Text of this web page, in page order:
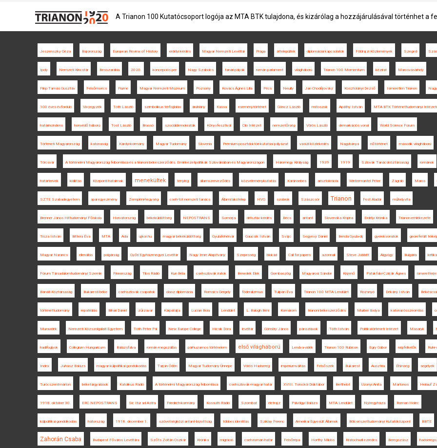
A Trianon 100 Kutatócsoport logója az MTA BTK tulajdona, és kizárólag a hozzájárulásával történhet a
Jeszenszky Géza Bajorország European Review of History erdélyi kérdés Magyar Nemzeti Levéltár Prága áttelepültek diplomáciai kapcsolatok Földrajzi Közlemények Szeged
Ipoly Nemzeti Kincstár Besszarábia 2020. koncepciós per Nagy Szabolcs tanári pályák román parlament világháború Trianon 100 Momentum kézirat Marosvásárhely
Filep Tamás Gusztáv Felsőmoécs Fiume Magyar Nemzeti Múzeum Pozsony Kovács Ágnes Lilla Pécs Neuilly Jan Chodějovský Kosztolányi Dezső Ismeretlen Trianon
100 éves évforduló Vix-jegyzék Tóth László szimbolikus térfoglalás áruhiány Kassa eseménytörténet Göncz László mítoszok Apáthy István MTA BTK Történettudományi
határincindens honvédő háború Tost László Brassó szociáldemokraták Könyvfesztivál Clio Intézet nemzetőrség Vörös László demarkációs vonal World Science Forum
Történeti Magyarország katonaság Károlyi-kormány Magyar Tudomány Slovenia Prémium posztdoktori kutatási pályázat vasúti közlekedés Nagybánya nőtörténet második világháború
Törcsvár A történelmi Magyarország felbomlása és a trianoni békeszerződés. Emlékezetpolitikák Szlovákiában és Magyarországon Háromegy Királyság 1939 1919 Szlovák Tanácsköztársaság románok
határtervek kiállítás Központi hatalmak menekültek tényleg államszerveződés közvéleménykutatás Karánsebes arisztokrácia Wintermantel Péter Zágráb Maros
SZTE Szabadegyetem spai egyezmény Zempléni-hegység cseh-tót nemzeti tanács Állami lakótelep HVG szobrok Szászcsór Trianon Fest Aladár műhelyvita
Brenner János Hittudományi Főiskola Horvátország békeküldöttség NEPOSTRANS Somorja délszláv kérdés Bécs antant Slovenska Krajina Erdélyi Krónika Trianon emlékezete
Tisza István Bittera Éva MTA Ada ujkor.hu magyar békeküldöttség Gyulafehérvár Gaucsík István Svájc Segyevy Dániel Benda Gyula-díj gyerekvonatok georeferált
Magyar Narancs ellenállás polgárság Győri Egyházmegyei Levéltár Nagy Imre Alapítvány Szepesség blokád Call for papers azonnali Steve Jobbitt Algyógy Bulgária kritika
Fórum Társadalomtudományi Szemle Finnország Tilos Rádió Kun Béla csehszlovák iratok Benedek Elek Gombaszög Magyarosi Sándor Kisjenő Patakfalvi-Czirják Ágnes
Bánáti Köztársaság Bukaresti béke csehszlovák csapatok olasz diplomácia Romsics Gergely föderalizmus Tulipán Éva Trianon 100 MTA-Lendület Rozsnyó Dékány István
történettudomány repatriálás Bihari Dániel zűrzavar Kárpátalja Lucian Boia Lendület L. Balogh Béni Komárom trianoni békeszerződés Murber Ibolya katonai összeomlás
Muravidék Nemzeti Közszolgálati Egyetem Tóth Péter Pál New Europe College Hicsik Dóra levéltár Gömöry János pánszlávok Tóth István Politikatörténeti Intézet Masaryk
hadifoglyok Collegium Hungaricum Balázsfalva román megszállás párhuzamos történelem első világháború Lendva-vidék Trianon 100 Rubicon Egry Gábor népfelkelők
Index Juhász Balázs magyar külpolitikai gondolkodás Tarján Ödön Magyar Tudomány Ünnepe Vörös Hadsereg impériumváltás Felsőszék Bukarest Ausztria Éhínség segélyek
Turócszentmárton béketárgyalások Katolikus Rádió A történelmi Magyarország felbomlása csehszlovák-magyar határ XVIII. Torockói Diáktábor Berthelot Uzonyi Anita Martonos Heilauf
1918. október 30. ERC NEPOSTRANS Sic Itur ad Astra Friedrich-kormány Kossuth Rádió Szombat életrajz Pálvölgyi Balázs MTA Lendület Nyíregyháza Roman Holec
külpolitikai gondolkodás hátország 1918. december 1. szövetségközi antant-bizottság többes identitás Sziklay Ferenc Amerikai Egyesült Államok Bölcsészettudományi Kutatóközpont BBTE
Zahorán Csaba Budapest Főváros Levéltára Szőts Zoltán Oszkár Krónika migráció cseh-román határ Felsőrépa Horthy Miklós Kratochwill ezredes Beregszász